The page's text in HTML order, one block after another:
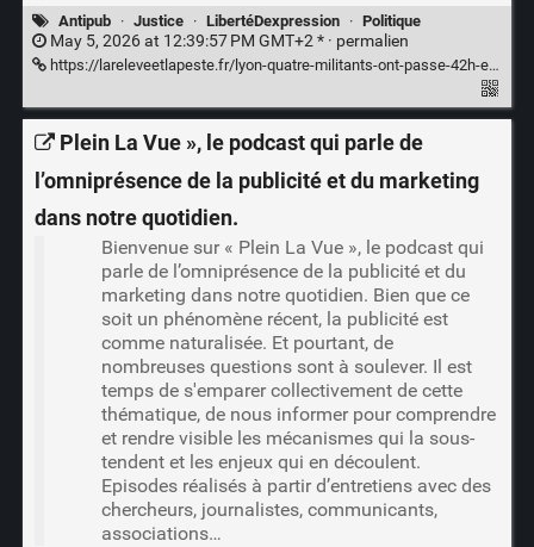
Antipub · Justice · LibertéDexpression · Politique
May 5, 2026 at 12:39:57 PM GMT+2 * · permalien
https://lareleveetlapeste.fr/lyon-quatre-militants-ont-passe-42h-en-garde-a-vue-pour-avoir-denonce-le-genocide-de-gaza-sur-des-panneaux-publicitaires/
Plein La Vue », le podcast qui parle de
l’omniprésence de la publicité et du marketing
dans notre quotidien.
Bienvenue sur « Plein La Vue », le podcast qui
parle de l’omniprésence de la publicité et du
marketing dans notre quotidien. Bien que ce
soit un phénomène récent, la publicité est
comme naturalisée. Et pourtant, de
nombreuses questions sont à soulever. Il est
temps de s'emparer collectivement de cette
thématique, de nous informer pour comprendre
et rendre visible les mécanismes qui la sous-
tendent et les enjeux qui en découlent.
Episodes réalisés à partir d’entretiens avec des
chercheurs, journalistes, communicants,
associations…